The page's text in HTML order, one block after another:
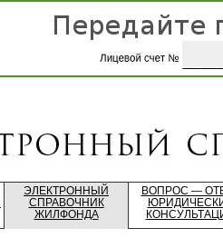
ЭЛЕКТРОННЫЙ
СПРАВОЧНИК
ЖИЛФОНДА
ВОПРОС —